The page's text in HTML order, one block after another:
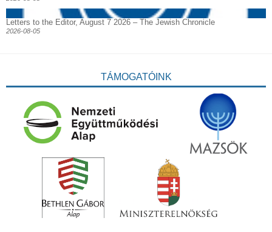
Letters to the Editor, August 7 2026 – The Jewish Chronicle
2026-08-05
TÁMOGATÓINK